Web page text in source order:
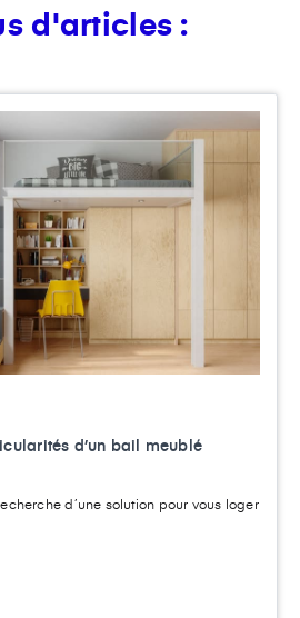
d'articles :
d’un bail meublé
d’une solution pour vous loger